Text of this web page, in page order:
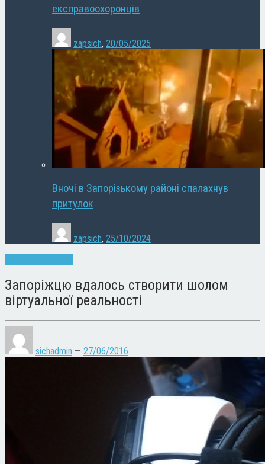
експравоохоронців
zapsich, 20/05/2025
Вночі в Запорізькому районі спалахнув
притулок
zapsich, 25/10/2024
Запоріжцю вдалось створити шолом
віртуальної реальності
sichadmin — 27/06/2016